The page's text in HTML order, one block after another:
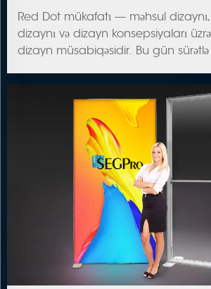
Red Dot mükafatı — məhsul
dizaynı və dizayn konsepsiyaları
dizayn müsabiqəsidir. Bu gün
yanaşı, nümayiş etdirmə həlləri